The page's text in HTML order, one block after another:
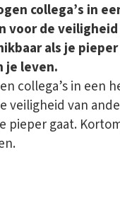
collega’s in
de
als je
je leven.
collega’s in een
veiligheid van
pieper gaat.